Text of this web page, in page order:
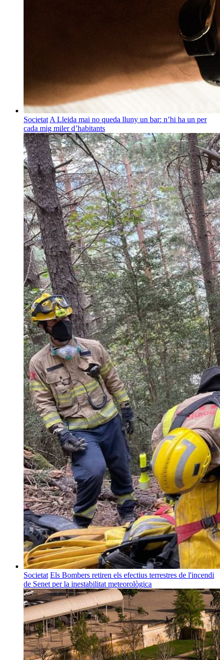
Societat A Lleida mai no queda lluny un bar: n’hi ha un per
cada mig miler d’habitants
Societat Els Bombers retiren els efectius terrestres de l'incendi
de Senet per la inestabilitat meteorològica